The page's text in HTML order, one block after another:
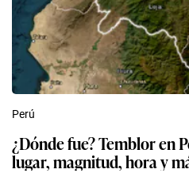
Perú
¿Dónde fue? Temblor en
lugar, magnitud, hora y